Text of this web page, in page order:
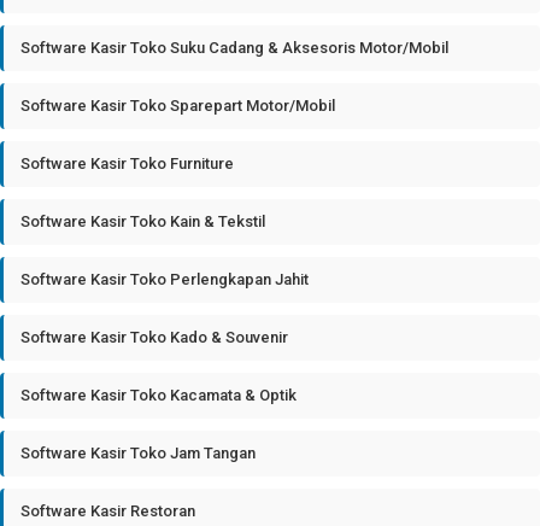
Software Kasir Toko Suku Cadang & Aksesoris Motor/Mobil
Software Kasir Toko Sparepart Motor/Mobil
Software Kasir Toko Furniture
Software Kasir Toko Kain & Tekstil
Software Kasir Toko Perlengkapan Jahit
Software Kasir Toko Kado & Souvenir
Software Kasir Toko Kacamata & Optik
Software Kasir Toko Jam Tangan
Software Kasir Restoran